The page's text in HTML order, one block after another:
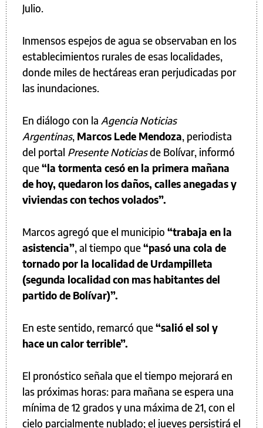
Julio.
Inmensos espejos de agua se observaban en los
establecimientos rurales de esas localidades,
donde miles de hectáreas eran perjudicadas por
las inundaciones.
En diálogo con la Agencia Noticias
Argentinas, Marcos Lede Mendoza, periodista
del portal Presente Noticiasde Bolívar, informó
que“la tormenta cesó en la primera mañana
de hoy, quedaron los daños, calles anegadas y
viviendas con techos volados”.
Marcos agregó que el municipio “trabaja en la
asistencia”, al tiempo que“pasó una cola de
tornado por la localidad de Urdampilleta
(segunda localidad con mas habitantes del
partido de Bolívar)”.
En este sentido, remarcó que“salió el sol y
hace un calor terrible”.
El pronóstico señala que el tiempo mejorará en
las próximas horas: para mañana se espera una
mínima de 12 grados y una máxima de 21, con el
cielo parcialmente nublado; el jueves persistirá el